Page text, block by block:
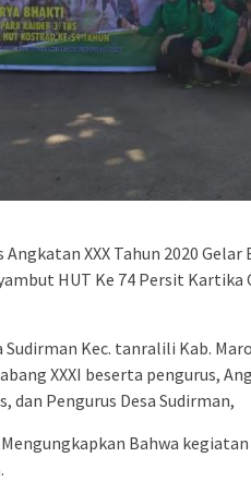
XXX Tahun 2020 Gelar
HUT Ke 74 Persit Kartika
Kec. tanralili Kab.
XXXI beserta pengurus,
dan Pengurus Desa Sudirman,
Bahwa